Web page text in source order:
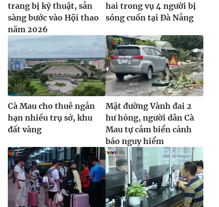
trang bị kỹ thuật, sẵn
sàng bước vào Hội thao
năm 2026
hai trong vụ 4 người bị
sóng cuốn tại Đà Nẵng
Cà Mau cho thuê ngắn
hạn nhiều trụ sở, khu
đất vàng
Mặt đường Vành đai 2
hư hỏng, người dân Cà
Mau tự cắm biển cảnh
báo nguy hiểm